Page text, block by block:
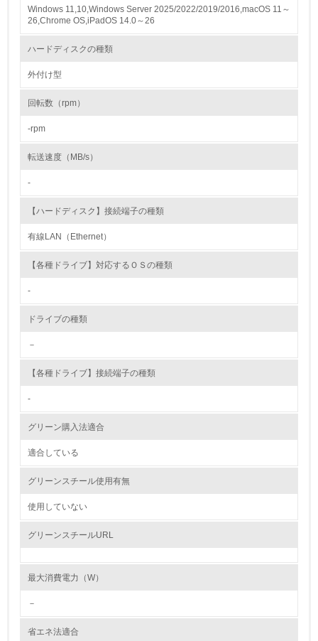
かしている
従業員が環境方針に基づいて自分の業務の中で行うべき環
→ 導入している規格名
8.
第三者認証を取得している
油、ガス）の使用量削減の取り組みを行っている
<L2> 資源とエネルギーの使用量の把握をし、具体的な削
環境配慮型製品・サービスの製造・販売
行っている
Windows 11,10,Windows Server 2025/2022/2019/2016,macOS 11～
26,Chrome OS,iPadOS 14.0～26
ハードディスクの種類
外付け型
回転数（rpm）
-rpm
転送速度（MB/s）
-
【ハードディスク】接続端子の種類
有線LAN（Ethernet）
【各種ドライブ】対応するＯＳの種類
-
ドライブの種類
－
【各種ドライブ】接続端子の種類
-
グリーン購入法適合
適合している
グリーンスチール使用有無
使用していない
グリーンスチールURL
最大消費電力（W）
－
省エネ法適合